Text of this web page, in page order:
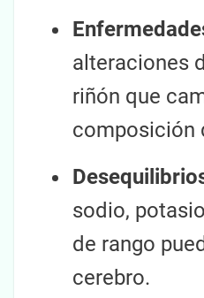
alteraciones
riñón que
composición
sodio,
de rango
cerebro.